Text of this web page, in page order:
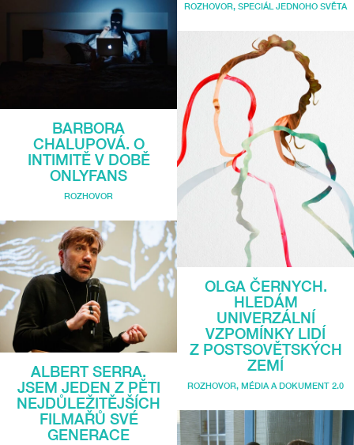
BARBORA
CHALUPOVÁ. O
INTIMITĚ V DOBĚ
ONLYFANS
ROZHOVOR
ALBERT SERRA.
JSEM JEDEN Z PĚTI
NEJDŮLEŽITĚJŠÍCH
FILMAŘŮ SVÉ
GENERACE
ROZHOVOR, SPECIÁL JEDNOHO SVĚTA
OLGA ČERNYCH.
HLEDÁM
UNIVERZÁLNÍ
VZPOMÍNKY LIDÍ
Z POSTSOVĚTSKÝCH
ZEMÍ
ROZHOVOR, MÉDIA A DOKUMENT 2.0